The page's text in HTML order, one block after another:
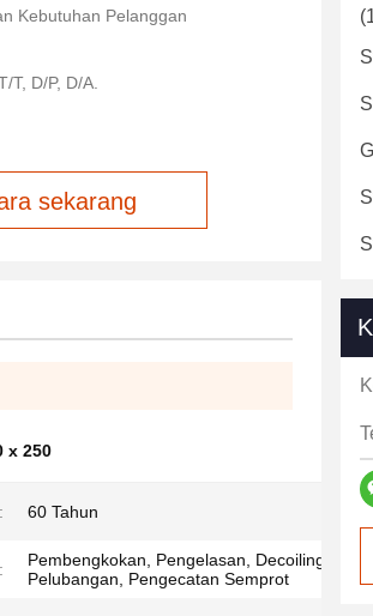
Kebutuhan Pelanggan
T, D/P, D/A.
sekarang
x 250
60 Tahun
Pembengkokan, Pengelasan, Decoiling,
Pelubangan, Pengecatan Semprot